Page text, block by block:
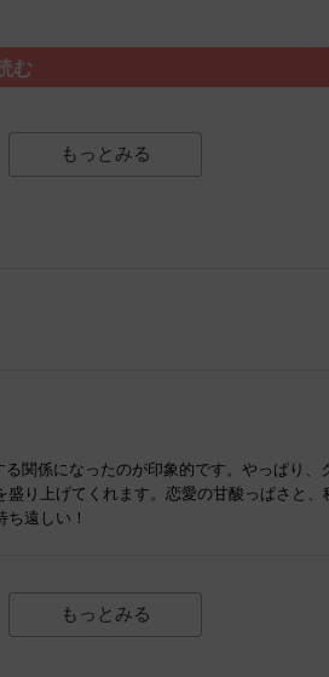
む
もっとみる
関係になったのが印象的です。やっぱり
り上げてくれます。恋愛の甘酸っぱさと
遠しい！
もっとみる